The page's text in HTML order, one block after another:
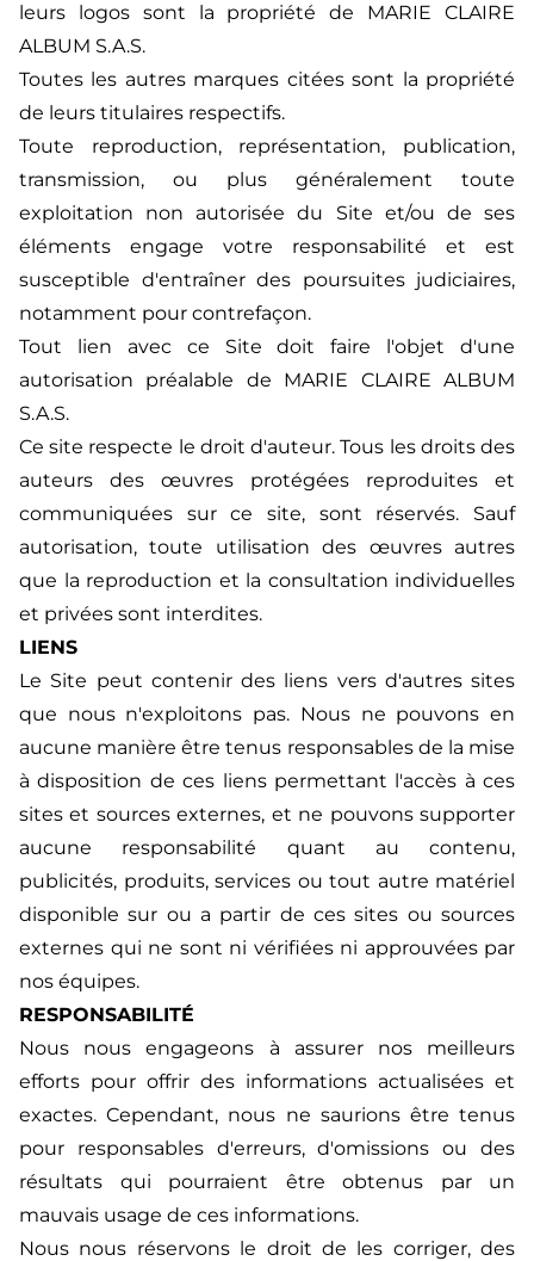
leurs logos sont la propriété de MARIE CLAIRE
ALBUM S.A.S.
Toutes les autres marques citées sont la propriété
de leurs titulaires respectifs.
Toute reproduction, représentation, publication,
transmission, ou plus généralement toute
exploitation non autorisée du Site et/ou de ses
éléments engage votre responsabilité et est
susceptible d'entraîner des poursuites judiciaires,
notamment pour contrefaçon.
Tout lien avec ce Site doit faire l'objet d'une
autorisation préalable de MARIE CLAIRE ALBUM
S.A.S.
Ce site respecte le droit d'auteur. Tous les droits des
auteurs des œuvres protégées reproduites et
communiquées sur ce site, sont réservés. Sauf
autorisation, toute utilisation des œuvres autres
que la reproduction et la consultation individuelles
et privées sont interdites.
LIENS
Le Site peut contenir des liens vers d'autres sites
que nous n'exploitons pas. Nous ne pouvons en
aucune manière être tenus responsables de la mise
à disposition de ces liens permettant l'accès à ces
sites et sources externes, et ne pouvons supporter
aucune responsabilité quant au contenu,
publicités, produits, services ou tout autre matériel
disponible sur ou a partir de ces sites ou sources
externes qui ne sont ni vérifiées ni approuvées par
nos équipes.
RESPONSABILITÉ
Nous nous engageons à assurer nos meilleurs
efforts pour offrir des informations actualisées et
exactes. Cependant, nous ne saurions être tenus
pour responsables d'erreurs, d'omissions ou des
résultats qui pourraient être obtenus par un
mauvais usage de ces informations.
Nous nous réservons le droit de les corriger, des